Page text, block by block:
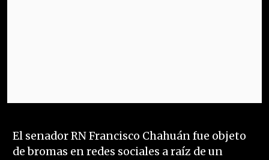
El senador RN Francisco Chahuán fue objeto
de bromas en redes sociales a raíz de un